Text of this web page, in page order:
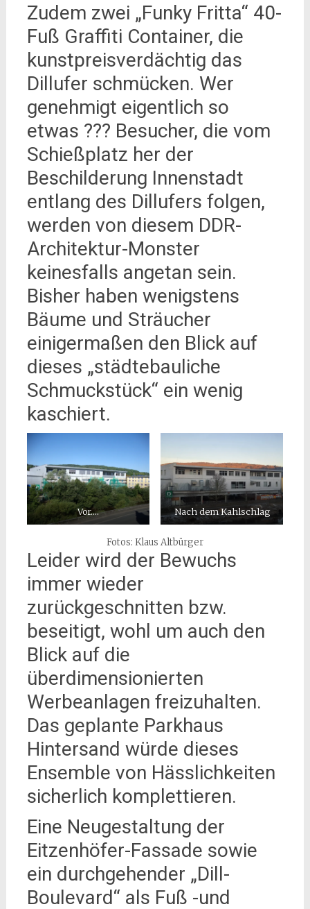
Zudem zwei „Funky Fritta“ 40-
Fuß Graffiti Container, die
kunstpreisverdächtig das
Dillufer schmücken. Wer
genehmigt eigentlich so
etwas ??? Besucher, die vom
Schießplatz her der
Beschilderung Innenstadt
entlang des Dillufers folgen,
werden von diesem DDR-
Architektur-Monster
keinesfalls angetan sein.
Bisher haben wenigstens
Bäume und Sträucher
einigermaßen den Blick auf
dieses „städtebauliche
Schmuckstück“ ein wenig
kaschiert.
Vor…. Nach dem Kahlschlag
Fotos: Klaus Altbürger
Leider wird der Bewuchs
immer wieder
zurückgeschnitten bzw.
beseitigt, wohl um auch den
Blick auf die
überdimensionierten
Werbeanlagen freizuhalten.
Das geplante Parkhaus
Hintersand würde dieses
Ensemble von Hässlichkeiten
sicherlich komplettieren.
Eine Neugestaltung der
Eitzenhöfer-Fassade sowie
ein durchgehender „Dill-
Boulevard“ als Fuß -und